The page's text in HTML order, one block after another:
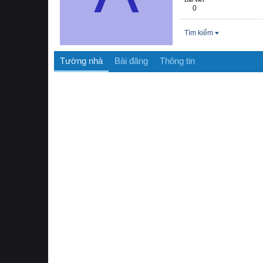
0
Tìm kiếm
Tường nhà Bài đăng Thông tin